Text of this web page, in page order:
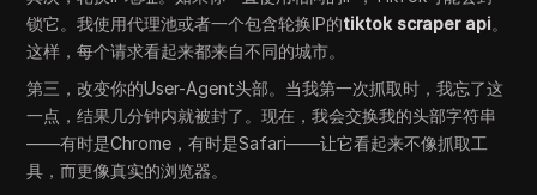
锁它。我使用代理池或者一个包含轮换IP的tiktok scraper api。
这样，每个请求看起来都来自不同的城市。
第三，改变你的User-Agent头部。当我第一次抓取时，我忘了这
一点，结果几分钟内就被封了。现在，我会交换我的头部字符串
——有时是Chrome，有时是Safari——让它看起来不像抓取工
具，而更像真实的浏览器。